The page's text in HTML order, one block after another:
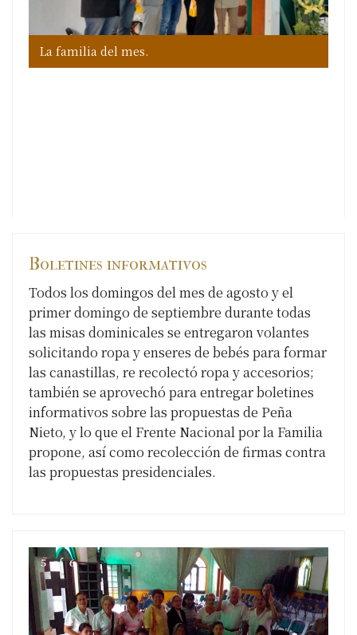
La familia del mes.
Boletines informativos
Todos los domingos del mes de agosto y el
primer domingo de septiembre durante todas
las misas dominicales se entregaron volantes
solicitando ropa y enseres de bebés para formar
las canastillas, re recolectó ropa y accesorios;
también se aprovechó para entregar boletines
informativos sobre las propuestas de Peña
Nieto, y lo que el Frente Nacional por la Familia
propone, así como recolección de firmas contra
las propuestas presidenciales.
5 of 6